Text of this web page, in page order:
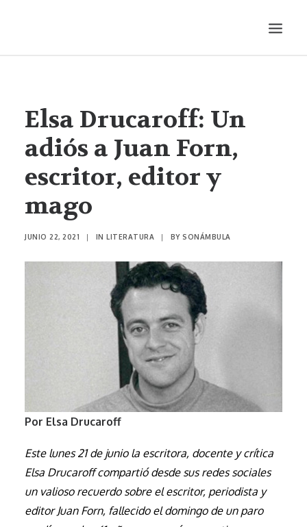
AUDIOVISUALES
ENTREVISTAS
HISTORIETA
MÚSICA
PRODUCCIONES
SONÁMBULA
Elsa Drucaroff: Un
adiós a Juan Forn,
escritor, editor y
mago
JUNIO 22, 2021 | IN LITERATURA | BY SONÁMBULA
Por Elsa Drucaroff
Este lunes 21 de junio la escritora, docente y crítica
Elsa Drucaroff compartió desde sus redes sociales
un valioso recuerdo sobre el escritor, periodista y
editor Juan Forn, fallecido el domingo de un paro